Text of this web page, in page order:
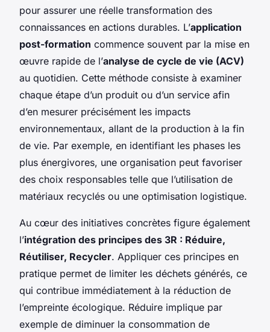
pour assurer une réelle transformation des
connaissances en actions durables. L’application
post-formation commence souvent par la mise en
œuvre rapide de l’analyse de cycle de vie (ACV)
au quotidien. Cette méthode consiste à examiner
chaque étape d’un produit ou d’un service afin
d’en mesurer précisément les impacts
environnementaux, allant de la production à la fin
de vie. Par exemple, en identifiant les phases les
plus énergivores, une organisation peut favoriser
des choix responsables telle que l’utilisation de
matériaux recyclés ou une optimisation logistique.
Au cœur des initiatives concrètes figure également
l’intégration des principes des 3R : Réduire,
Réutiliser, Recycler. Appliquer ces principes en
pratique permet de limiter les déchets générés, ce
qui contribue immédiatement à la réduction de
l’empreinte écologique. Réduire implique par
exemple de diminuer la consommation de